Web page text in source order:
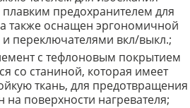
плавким предохранителем для
также оснащен эргономичной
и переключателями вкл/выкл.;
с тефлоновым покрытием
со станиной, которая имеет
ткань, для предотвращения
поверхности нагревателя;